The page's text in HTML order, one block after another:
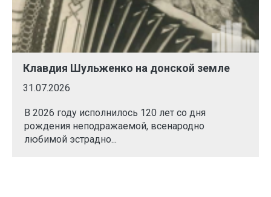
Клавдия Шульженко на донской земле
31.07.2026
В 2026 году исполнилось 120 лет со дня
рождения неподражаемой, всенародно
любимой эстрадно...